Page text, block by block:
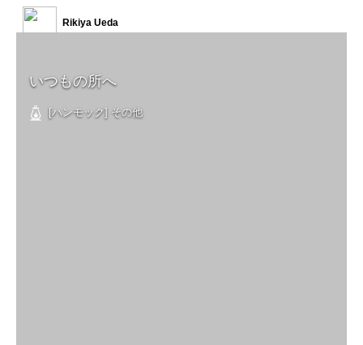
いつもの所へ
[ハンモック] その他
Rikiya Ueda